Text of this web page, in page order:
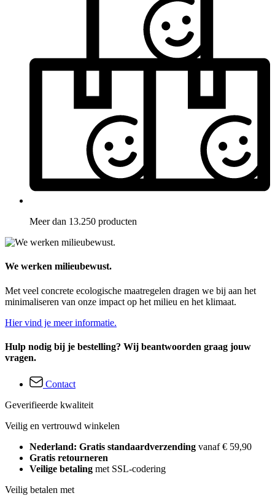
Meer dan 13.250 producten
We werken milieubewust.
Met veel concrete ecologische maatregelen dragen we bij aan het
minimaliseren van onze impact op het milieu en het klimaat.
Hier vind je meer informatie.
Hulp nodig bij je bestelling? Wij beantwoorden graag jouw
vragen.
Contact
Geverifieerde kwaliteit
Veilig en vertrouwd winkelen
Nederland: Gratis standaardverzending vanaf € 59,90
Gratis retourneren
Veilige betaling met SSL-codering
Veilig betalen met